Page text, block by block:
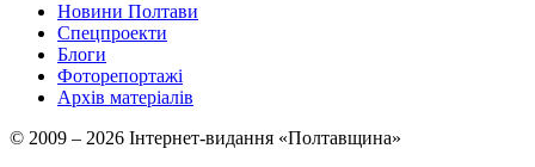
Новини Полтави
Спецпроекти
Блоги
Фоторепортажі
Архів матеріалів
© 2009 – 2026 Інтернет-видання «Полтавщина»